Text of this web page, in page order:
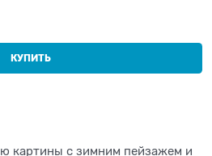
КУПИТЬ
картины с зимним пейзажем и